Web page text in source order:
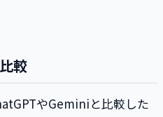
較
やGeminiと比較した